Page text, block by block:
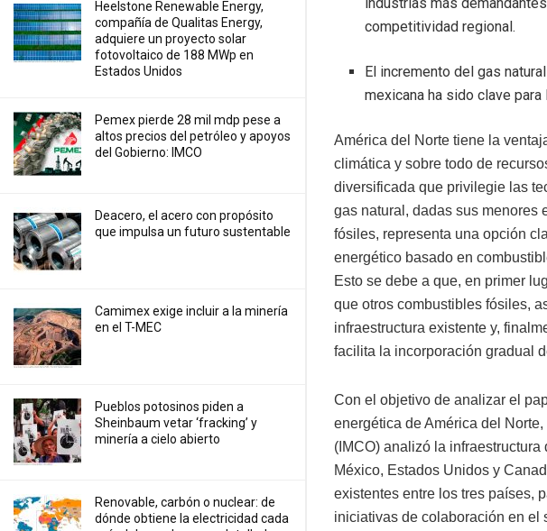
Heelstone Renewable Energy,
compañía de Qualitas Energy,
adquiere un proyecto solar
fotovoltaico de 188 MWp en
Estados Unidos
Pemex pierde 28 mil mdp pese a
altos precios del petróleo y apoyos
del Gobierno: IMCO
Deacero, el acero con propósito
que impulsa un futuro sustentable
Camimex exige incluir a la minería
en el T-MEC
Pueblos potosinos piden a
Sheinbaum vetar ‘fracking’ y
minería a cielo abierto
Renovable, carbón o nuclear: de
dónde obtiene la electricidad cada
industrias más
competitividad regional.
El incremento del gas
mexicana ha sido clave
América del Norte tiene la
climática y sobre todo de
diversificada que privilegie las
gas natural, dadas sus menores
fósiles, representa una opción
energético basado en
Esto se debe a que, en primer
que otros combustibles fósiles,
infraestructura existente y,
facilita la incorporación gradual
Con el objetivo de analizar el
energética de América del
(IMCO) analizó la
México, Estados Unidos y
existentes entre los tres países,
iniciativas de colaboración en el